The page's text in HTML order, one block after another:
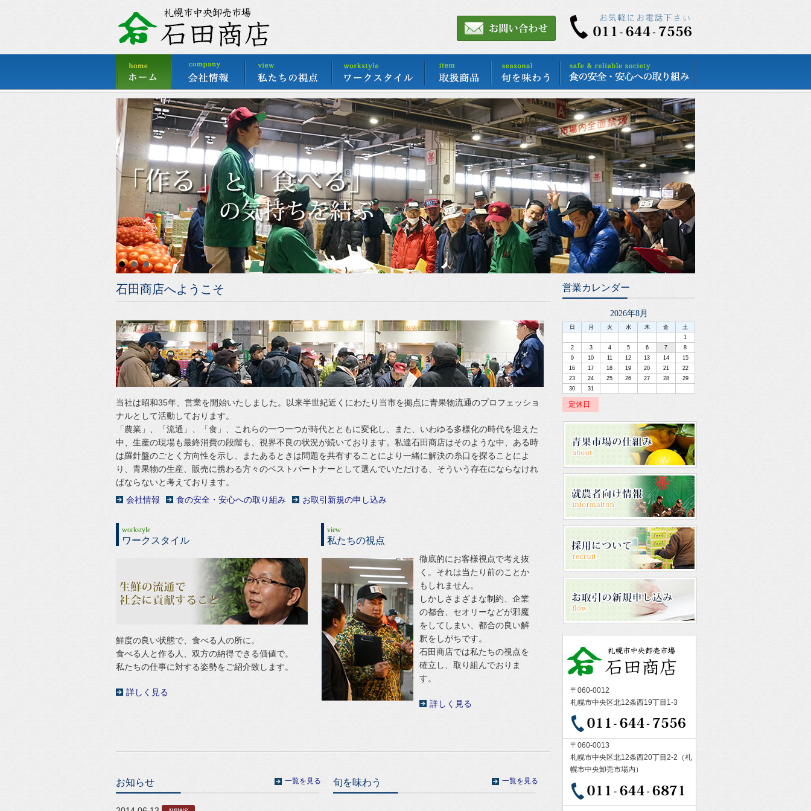
石田商店へようこそ
当社は昭和35年、営業を開始いたしました。以来半世紀近くにわたり当市を拠点に青果物流通のプロフェッショ
ナルとして活動しております。
「農業」、「流通」、「食」、これらの一つ一つが時代とともに変化し、また、いわゆる多様化の時代を迎えた
中、生産の現場も最終消費の段階も、視界不良の状況が続いております。私達石田商店はそのような中、ある時
は羅針盤のごとく方向性を示し、またあるときは問題を共有することにより一緒に解決の糸口を探ることによ
り、青果物の生産、販売に携わる方々のベストパートナーとして選んでいただける、そういう存在にならなけれ
ばならないと考えております。
会社情報
食の安全・安心への取り組み お取引新規の申し込み
workstyle
ワークスタイル
鮮度の良い状態で、食べる人の所に。
食べる人と作る人、双方の納得できる価値で。
私たちの仕事に対する姿勢をご紹介致します。
詳しく見る
view
私たちの視点
徹底的にお客様視点で考え抜
く。それは当たり前のことか
もしれません。
しかしさまざまな制約、企業
の都合、セオリーなどが邪魔
をしてしまい、都合の良い解
釈をしがちです。
石田商店では私たちの視点を
確立し、取り組んでおりま
す。
詳しく見る
お知らせ 一覧を見る 旬を味わう 一覧を見る
営業カレンダー
2026年8月
日 月 火 水 木 金
土
1
2
3 4 5 6 7
8
9
10 11 12 13 14
15
16
17 18 19 20 21
22
23
24 25 26 27 28
29
30
31
定休日
〒060-0012
札幌市中央区北12条西19丁目1-3
〒060-0013
札幌市中央区北12条西20丁目2-2（札
幌市中央卸売市場内）